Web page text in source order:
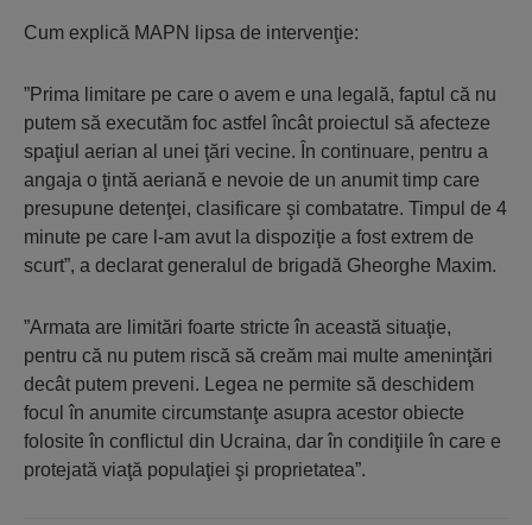
Cum explică MAPN lipsa de intervenţie:
”Prima limitare pe care o avem e una legală, faptul că nu
putem să executăm foc astfel încât proiectul să afecteze
spaţiul aerian al unei ţări vecine. În continuare, pentru a
angaja o ţintă aeriană e nevoie de un anumit timp care
presupune detenţei, clasificare şi combatatre. Timpul de 4
minute pe care l-am avut la dispoziţie a fost extrem de
scurt”, a declarat generalul de brigadă Gheorghe Maxim.
”Armata are limitări foarte stricte în această situaţie,
pentru că nu putem riscă să creăm mai multe ameninţări
decât putem preveni. Legea ne permite să deschidem
focul în anumite circumstanţe asupra acestor obiecte
folosite în conflictul din Ucraina, dar în condiţiile în care e
protejată viaţă populaţiei şi proprietatea”.